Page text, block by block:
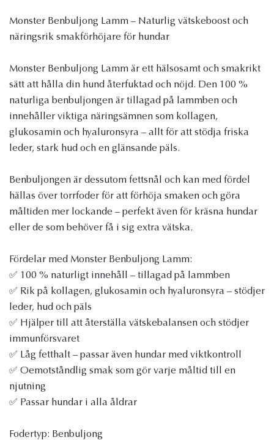
Monster Benbuljong Lamm – Naturlig vätskeboost och
näringsrik smakförhöjare för hundar
Monster Benbuljong Lamm är ett hälsosamt och smakrikt
sätt att hålla din hund återfuktad och nöjd. Den 100 %
naturliga benbuljongen är tillagad på lammben och
innehåller viktiga näringsämnen som kollagen,
glukosamin och hyaluronsyra – allt för att stödja friska
leder, stark hud och en glänsande päls.
Benbuljongen är dessutom fettsnål och kan med fördel
hällas över torrfoder för att förhöja smaken och göra
måltiden mer lockande – perfekt även för kräsna hundar
eller de som behöver få i sig extra vätska.
Fördelar med Monster Benbuljong Lamm:
✅ 100 % naturligt innehåll – tillagad på lammben
✅ Rik på kollagen, glukosamin och hyaluronsyra – stödjer
leder, hud och päls
✅ Hjälper till att återställa vätskebalansen och stödjer
immunförsvaret
✅ Låg fetthalt – passar även hundar med viktkontroll
✅ Oemotståndlig smak som gör varje måltid till en
njutning
✅ Passar hundar i alla åldrar
Fodertyp: Benbuljong